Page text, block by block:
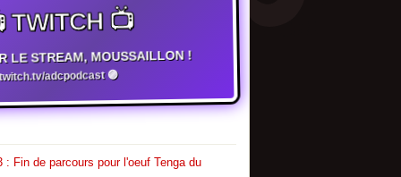
TWITCH 📺
LE STREAM, MOUSSAILLON !
adcpodcast 🟣
: Fin de parcours pour l'oeuf Tenga du